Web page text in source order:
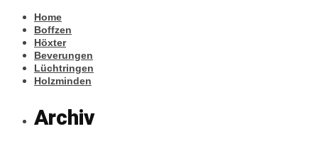
Home
Boffzen
Höxter
Beverungen
Lüchtringen
Holzminden
Archiv